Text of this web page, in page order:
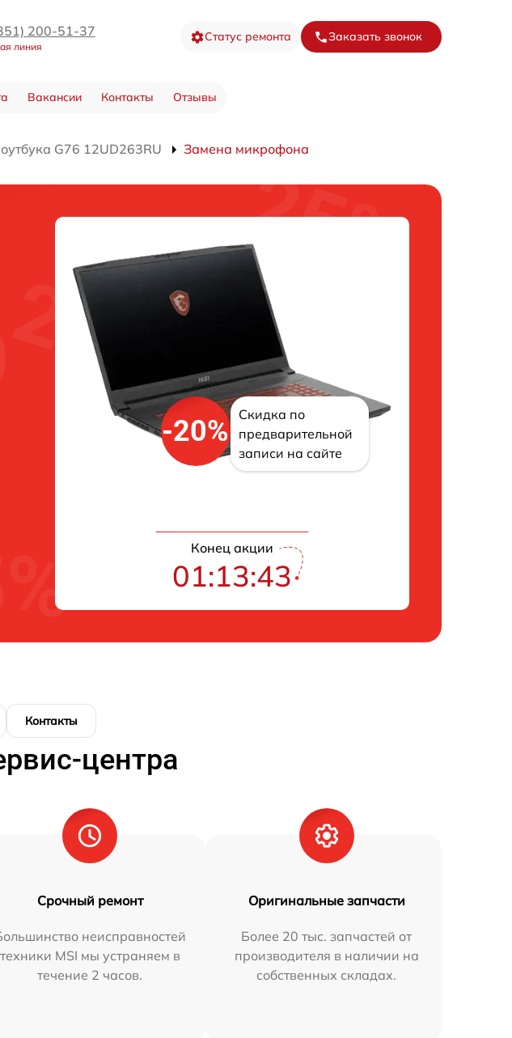
200-51-37
линия
Статус ремонта Заказать звонок
Вакансии Контакты Отзывы
G76 12UD263RU Замена микрофона
-20%
Скидка по
предварительной
записи на сайте
Конец акции
01:13:42
Контакты
центра
Срочный ремонт
неисправностей
техники MSI мы устраняем в
течение 2 часов.
Оригинальные запчасти
Более 20 тыс. запчастей от
производителя в наличии на
собственных складах.